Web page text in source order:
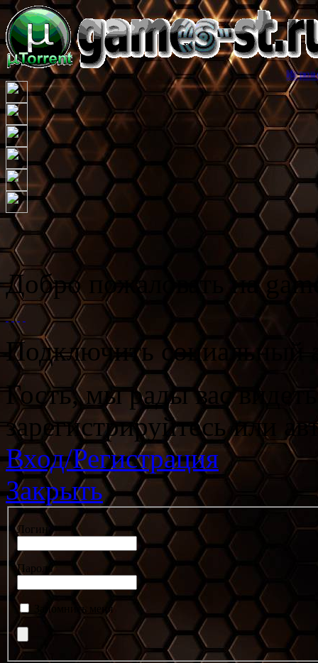
Игровой торрент
Добро пожаловать на
Подключить социальный
Гость, мы рады вас
зарегистрируйтесь или
Вход/Регистрация
Закрыть
Логин
Пароль
Запомнить меня